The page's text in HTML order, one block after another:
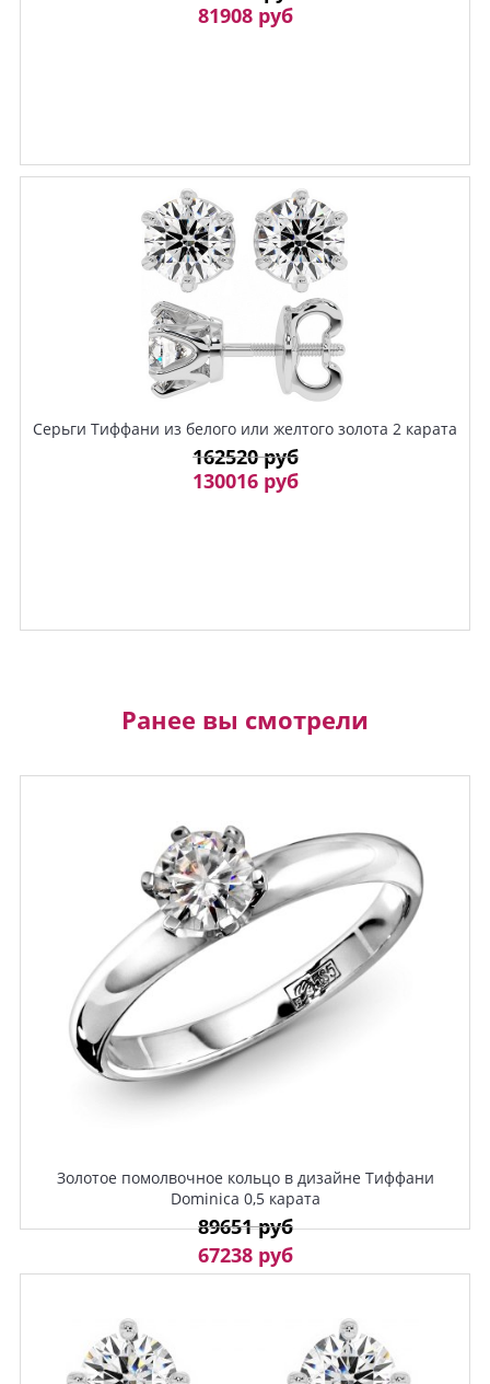
81908 руб
Серьги Тиффани из белого или желтого золота 2 карата
162520 руб
130016 руб
Ранее вы смотрели
Золотое помолвочное кольцо в дизайне Тиффани
Dominica 0,5 карата
89651 руб
67238 руб